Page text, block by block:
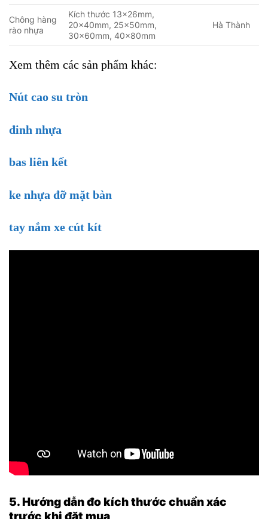
Chông hàng
rào nhựa
Kích thước 13x26mm,
20x40mm, 25x50mm,
30x60mm, 40x80mm
Hà Thành
Xem thêm các sản phẩm khác:
Nút cao su tròn
đinh nhựa
bas liên kết
ke nhựa đỡ mặt bàn
tay nắm xe cút kít
5. Hướng dẫn đo kích thước chuẩn xác
trước khi đặt mua